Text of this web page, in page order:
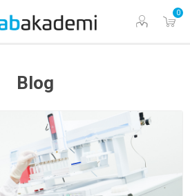
0
Blog